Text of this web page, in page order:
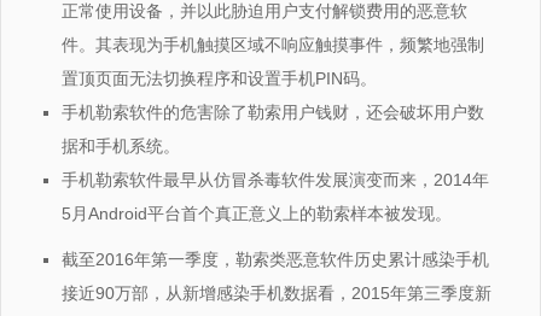
正常使用设备，并以此胁迫用户支付解锁费用的恶意软
件。其表现为手机触摸区域不响应触摸事件，频繁地强制
置顶页面无法切换程序和设置手机PIN码。
手机勒索软件的危害除了勒索用户钱财，还会破坏用户数
据和手机系统。
手机勒索软件最早从仿冒杀毒软件发展演变而来，2014年
5月Android平台首个真正意义上的勒索样本被发现。
截至2016年第一季度，勒索类恶意软件历史累计感染手机
接近90万部，从新增感染手机数据看，2015年第三季度新